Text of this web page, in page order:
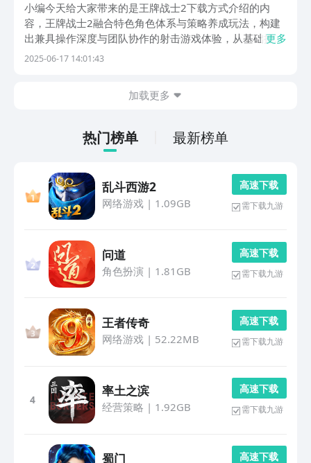
小编今天给大家带来的是王牌战士2下载方式介绍的内
容，王牌战士2融合特色角色体系与策略养成玩法，构建
出兼具操作深度与团队协作的射击游戏体验，从基础操作
的熟练运用到高阶战术的灵活执行，从单人技巧的打磨到
更多
2025-06-17 14:01:43
加载更多
热门榜单 最新榜单
乱斗西游2
网络游戏| 1.09GB
高 速 下 载
需下载九游
问道
角色扮演 | 1.81GB
高 速 下 载
需下载九游
王者传奇
网络游戏| 52.22MB
高 速 下 载
需下载九游
4
率土之滨
经营策略 | 1.92GB
高 速 下 载
需下载九游
蜀门 高 速 下 载